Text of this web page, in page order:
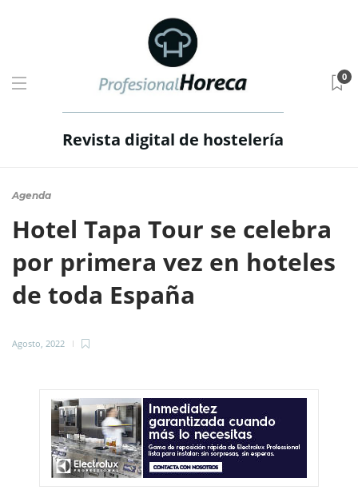
Revista digital de hostelería
0
Agenda
Hotel Tapa Tour se celebra
por primera vez en hoteles
de toda España
Agosto, 2022